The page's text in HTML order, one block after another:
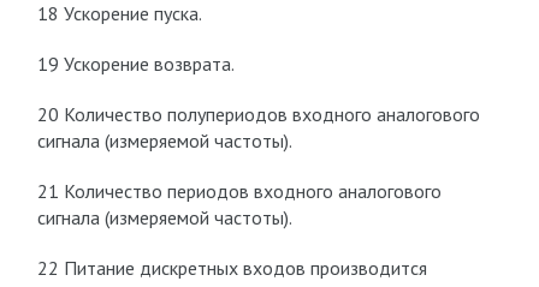
18 Ускорение пуска.
19 Ускорение возврата.
20 Количество полупериодов входного аналогового
сигнала (измеряемой частоты).
21 Количество периодов входного аналогового
сигнала (измеряемой частоты).
22 Питание дискретных входов производится